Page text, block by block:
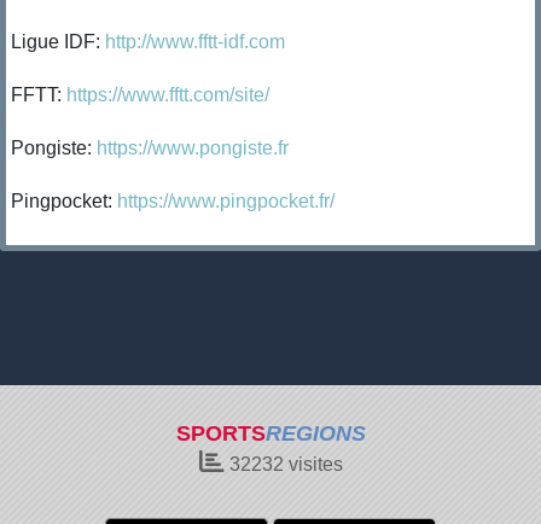
Ligue IDF: http://www.fftt-idf.com
FFTT: https://www.fftt.com/site/
Pongiste: https://www.pongiste.fr
Pingpocket: https://www.pingpocket.fr/
SPORTSREGIONS
32232 visites